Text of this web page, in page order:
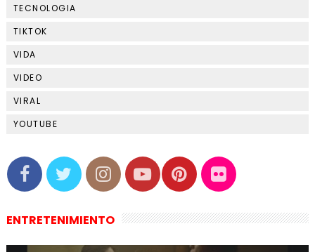
TECNOLOGIA
TIKTOK
VIDA
VIDEO
VIRAL
YOUTUBE
ENTRETENIMIENTO